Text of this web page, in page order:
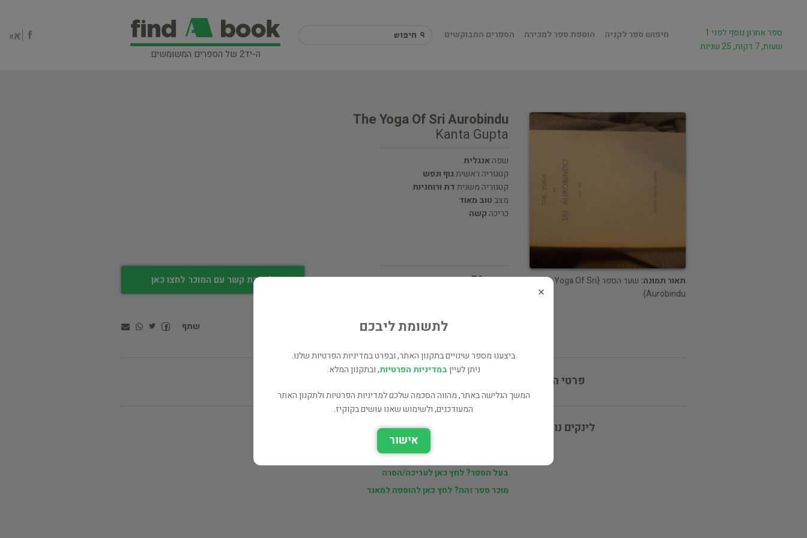
ה-יד2 של הספרים המשומשים
חיפוש ספר לקניה הוספת ספר למכירה הספרים המבוקשים
ספר אחרון נוסף לפני 1
שעות, 7 דקות, 25 שניות
תאור תמונה:
שער הספר {The Yoga Of Sri
Aurobindu}
The Yoga Of Sri Aurobindu
Kanta Gupta
שפהאנגלית
קטגוריה ראשיתגוף ונפש
קטגוריה משניתדת ורוחניות
מצבטוב מאוד
כריכה קשה
מחיר 56 ₪ ליצירת קשר עם המוכר לחצו כאן
שתף
פרטי המוכר
לינקים נוספים
ספרים נוספים למכירה של דוד פורת (79 כותרים)
כל הספרים בקטגוריית גוף ונפש (1,005 כותרים)
בעל הספר? לחץ כאן לעריכה/הסרה
מוכר ספר זהה? לחץ כאן להוספה למאגר
×
לתשומת ליבכם
ביצענו מספר שינויים בתקנון האתר, ובפרט במדיניות הפרטיות שלנו.
ניתן לעייןבמדיניות הפרטיות, ובתקנון המלא.
המשך הגלישה באתר, מהווה הסכמה שלכם למדיניות הפרטיות ולתקנון האתר
המעודכנים, ולשימוש שאנו עושים בקוקיז.
אישור